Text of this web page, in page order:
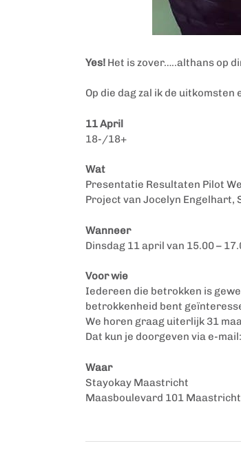
Yes! Het is zover…..althans op
Op die dag zal ik de
11 April
18-/18+
Wat
Presentatie Resultaten Pilot
Project van Jocelyn Engelhart,
Wanneer
Dinsdag 11 april van 15.00 –
Voor wie
Iedereen die betrokken is
betrokkenheid bent
We horen graag uiterlijk 31
Dat kun je doorgeven via e-mail:
Waar
Stayokay Maastricht
Maasboulevard 101 Maastricht